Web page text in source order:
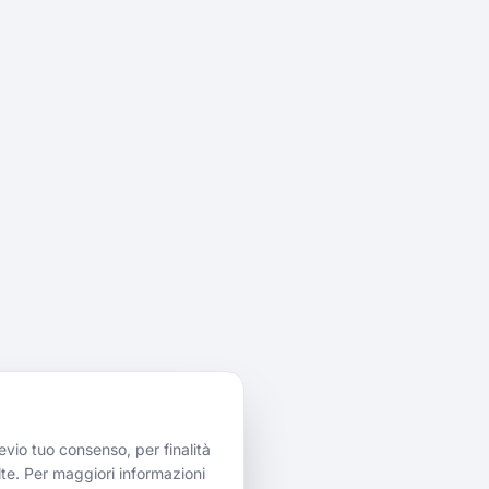
tuo consenso, per finalità
Per maggiori informazioni